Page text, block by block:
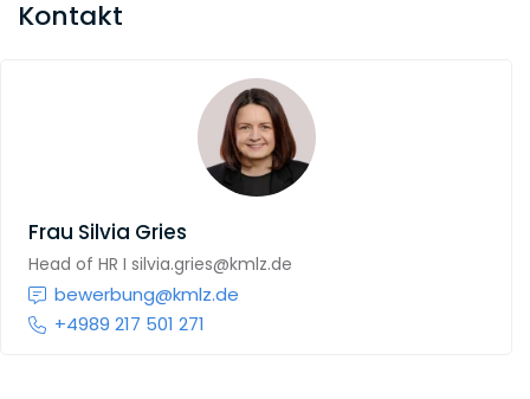
Kontakt
Frau Silvia Gries
Head of HR I silvia.gries@kmlz.de
bewerbung@kmlz.de
+4989 217 501 271